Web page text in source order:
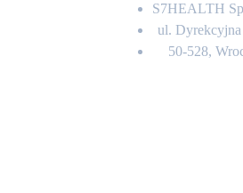
S7HEALTH
ul. Dyrekcyjna
50-528,